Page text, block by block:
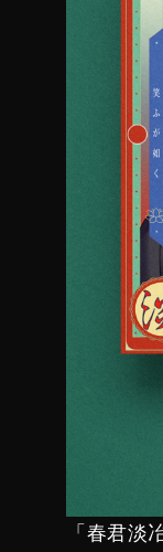
「春君淡